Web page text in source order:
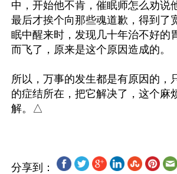
中，开始他不肯，催眠师怎么劝说
最后才挨个向那些魂道歉，得到了
眠中醒来时，发现几十年治不好的
而飞了，原来是这个原因造成的。
所以，万事的发生都是有原因的，
的症结所在，把它解决了，这个麻
分享到：